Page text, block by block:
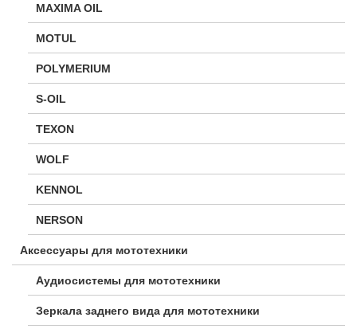
MAXIMA OIL
MOTUL
POLYMERIUM
S-OIL
TEXON
WOLF
KENNOL
NERSON
Аксессуары для мототехники
Аудиосистемы для мототехники
Зеркала заднего вида для мототехники